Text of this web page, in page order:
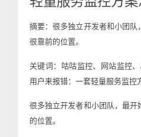
摘要：很多独立开发者和小团队
很靠前的位置。
关键词：咕咕监控、网站监控
用户来报错：一套轻量服务监控
很多独立开发者和小团队，最开
的位置。